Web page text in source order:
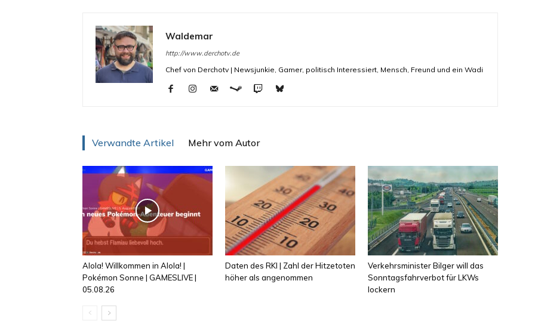
Waldemar
http://www.derchotv.de
Chef von Derchotv | Newsjunkie, Gamer, politisch Interessiert, Mensch, Freund und ein Wadi
Verwandte Artikel Mehr vom Autor
Alola! Willkommen in Alola! |
Pokémon Sonne | GAMESLIVE |
05.08.26
Daten des RKI | Zahl der Hitzetoten
höher als angenommen
Verkehrsminister Bilger will das
Sonntagsfahrverbot für LKWs
lockern